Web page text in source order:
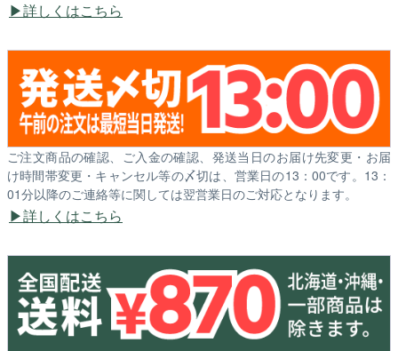
詳しくはこちら
ご注文商品の確認、ご入金の確認、発送当日のお届け先変更・お届
け時間帯変更・キャンセル等の〆切は、営業日の13：00です。13：
01分以降のご連絡等に関しては翌営業日のご対応となります。
詳しくはこちら